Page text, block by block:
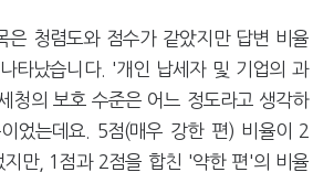
은 청렴도와 점수가 같았지만 답변 비율
타났습니다. '개인 납세자 및 기업의 과
청의 보호 수준은 어느 정도라고 생각하
었는데요. 5점(매우 강한 편) 비율이 2
만, 1점과 2점을 합친 '약한 편'의 비율